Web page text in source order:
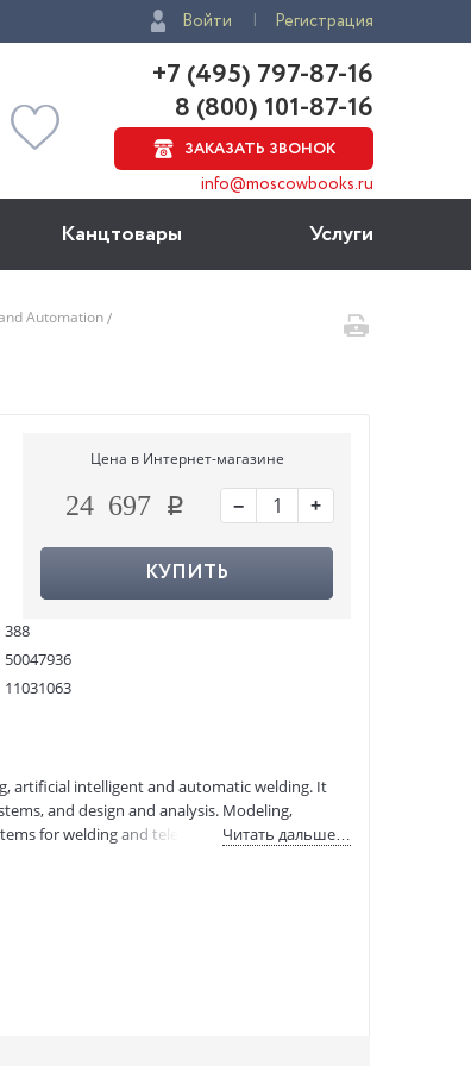
Войти Регистрация
+7 (495) 797-87-16
8 (800) 101-87-16
ЗАКАЗАТЬ ЗВОНОК
info@moscowbooks.ru
Канцтовары Услуги
Automation
Цена в Интернет-магазине
24 697 − +
КУПИТЬ
388
50047936
11031063
artificial intelligent and automatic welding. It
and design and analysis. Modeling,
for welding and tele-robotic welding. Other
Читать дальше…